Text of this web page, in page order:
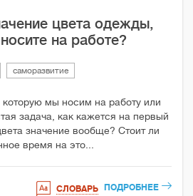
цвета одежды,
на работе?
саморазвитие
мы носим на работу или
задача, как кажется на первый
значение вообще? Стоит ли
время на это...
СЛОВАРЬ ПОДРОБНЕЕ